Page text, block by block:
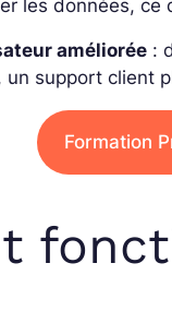
les données,
améliorée :
un support client
Formation